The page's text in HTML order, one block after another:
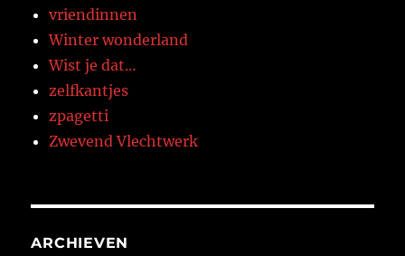
vriendinnen
Winter wonderland
Wist je dat…
zelfkantjes
zpagetti
Zwevend Vlechtwerk
ARCHIEVEN